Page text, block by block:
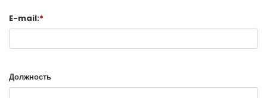
E-mail:*
Должность